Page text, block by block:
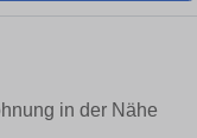
in der Nähe